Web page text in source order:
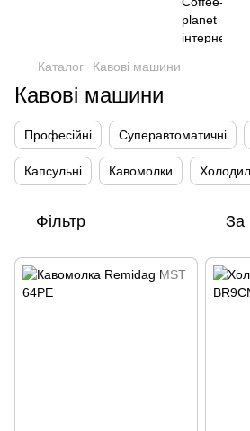
Каталог Кавові машини
Кавові машини
Професійні Суперавтоматичні
Капсульні Кавомолки
Фільтр За